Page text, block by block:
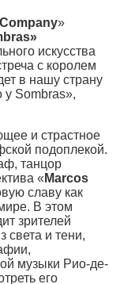
»
искусства
с королем
в нашу страну
Sombras»,
и страстное
подоплекой.
танцор
« Marcos
славу как
В этом
зрителей
света и тени,
музыки Рио-де-
его